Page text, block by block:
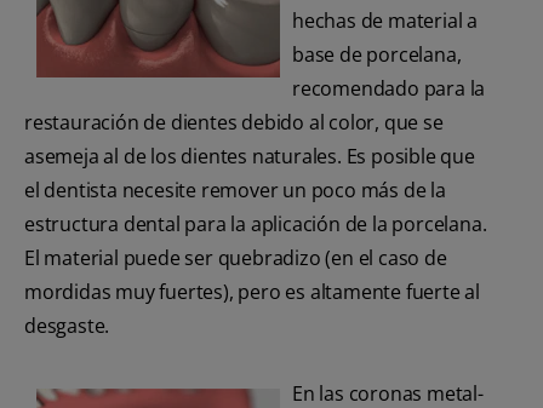
hechas de material a
base de porcelana,
recomendado para la
restauración de dientes debido al color, que se
asemeja al de los dientes naturales. Es posible que
el dentista necesite remover un poco más de la
estructura dental para la aplicación de la porcelana.
El material puede ser quebradizo (en el caso de
mordidas muy fuertes), pero es altamente fuerte al
desgaste.
En las coronas metal-